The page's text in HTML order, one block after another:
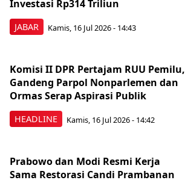
JABAR
Investasi Rp314 Triliun
Kamis, 16 Jul 2026 - 14:43
HEADLINE
Komisi II DPR Pertajam RUU Pemilu,
Gandeng Parpol Nonparlemen dan
Ormas Serap Aspirasi Publik
Kamis, 16 Jul 2026 - 14:42
Prabowo dan Modi Resmi Kerja
Sama Restorasi Candi Prambanan